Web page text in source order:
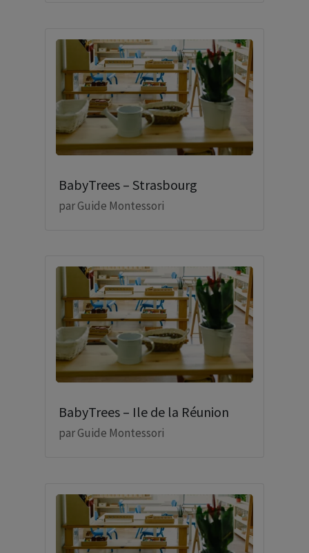
BabyTrees – Strasbourg
parGuide Montessori
BabyTrees – Ile de la Réunion
parGuide Montessori